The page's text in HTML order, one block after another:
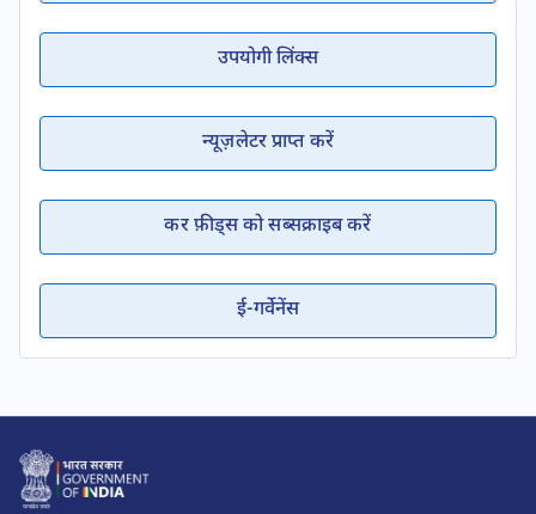
उपयोगी लिंक्स
न्यूज़लेटर प्राप्त करें
कर फ़ीड्स को सब्सक्राइब करें
ई-गर्वेनेंस